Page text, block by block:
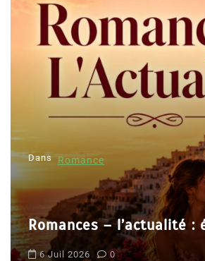
t
l
’
a
r
t
i
Dans Romance
Romances – l’actualité :
6 Juil 2026 0